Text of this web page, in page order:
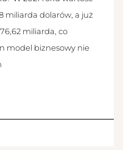
miliarda dolarów, a już
miliarda, co
model biznesowy nie